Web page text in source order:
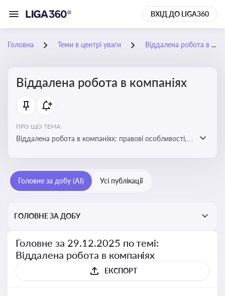
ВХІД ДО LIGA360
Головна Теми в центрі уваги Віддалена робота в компаніях
Віддалена робота в компаніях
ПРО ЩО ТЕМА:
Віддалена робота в компаніях: правові особливості,
Головне за добу (AI) Усі публікації
ГОЛОВНЕ ЗА ДОБУ
Головне за 29.12.2025 по темі:
Віддалена робота в компаніях
ЕКСПОРТ